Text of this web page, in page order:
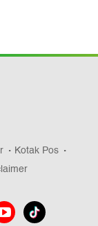
Kotak Pos